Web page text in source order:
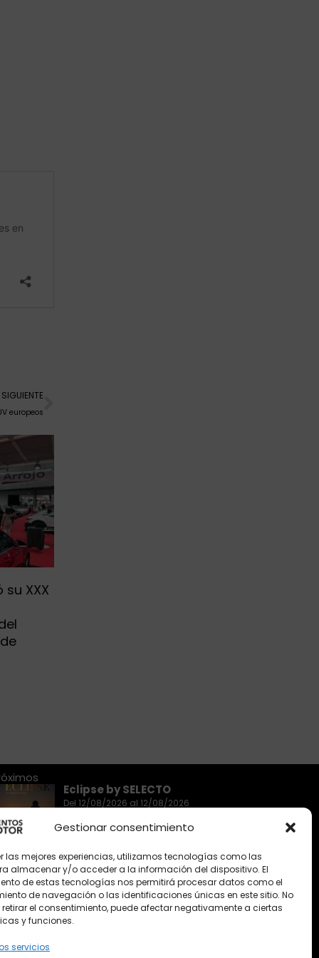
Gestionar consentimiento
las mejores experiencias, utilizamos tecnologías como las
almacenar y/o acceder a la información del dispositivo. El
de estas tecnologías nos permitirá procesar datos como el
de navegación o las identificaciones únicas en este sitio. No
el consentimiento, puede afectar negativamente a ciertas
y funciones.
servicios
SIGUIENTE
europeos
Siguiente
XXX
Eclipse by SELECTO
Del 12/08/2026 al 12/08/2026
Del 02/10/2026 al 05/10/2026
Del 02/10/2026 al 05/10/2026